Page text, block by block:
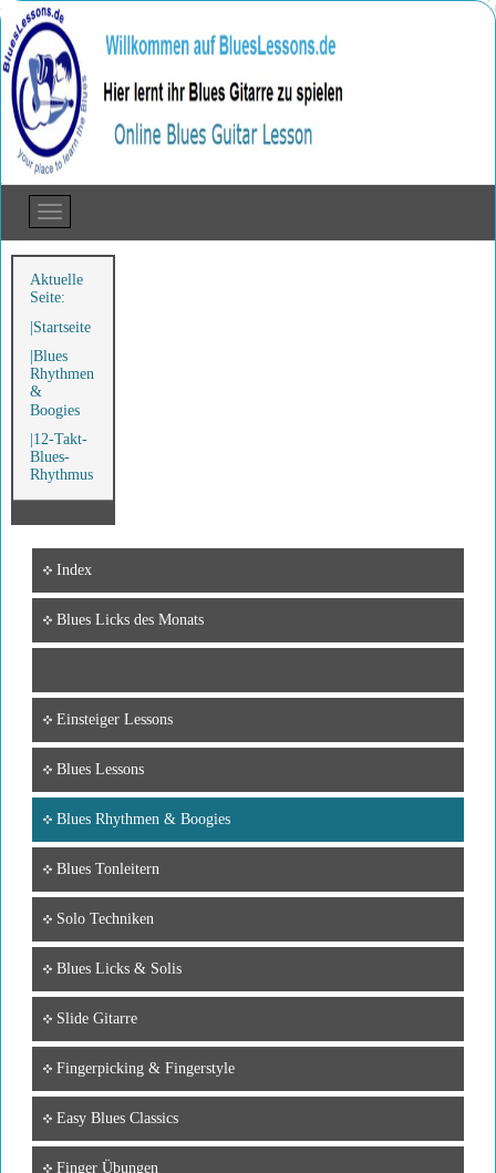
Aktuelle
Seite:
Startseite
Blues
Rhythmen
&
Boogies
12-Takt-
Blues-
Rhythmus
Index
Blues Licks des Monats
Einsteiger Lessons
Blues Lessons
Blues Rhythmen & Boogies
Blues Tonleitern
Solo Techniken
Blues Licks & Solis
Slide Gitarre
Fingerpicking & Fingerstyle
Easy Blues Classics
Finger Übungen